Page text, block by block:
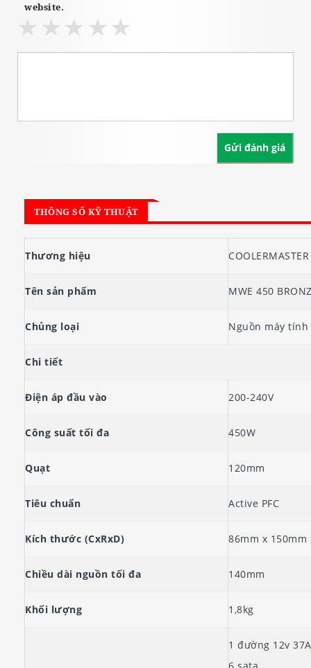
website.
THÔNG SỐ KỸ THUẬT
Thương hiệu COOLERMASTER
Tên sản phẩm MWE 450
Chủng loại Nguồn máy tính
Chi tiết
Điện áp đầu vào 200-240V
Công suất tối đa 450W
Quạt 120mm
Tiêu chuẩn Active PFC
Kích thước (CxRxD) 86mm x 150mm
Chiều dài nguồn tối đa 140mm
Khối lượng 1,8kg
1 đường 12v